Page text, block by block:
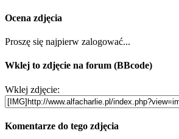
Ocena zdjęcia
Proszę się najpierw zalogować...
Wklej to zdjęcie na forum (BBcode)
Wklej zdjęcie:
Komentarze do tego zdjęcia